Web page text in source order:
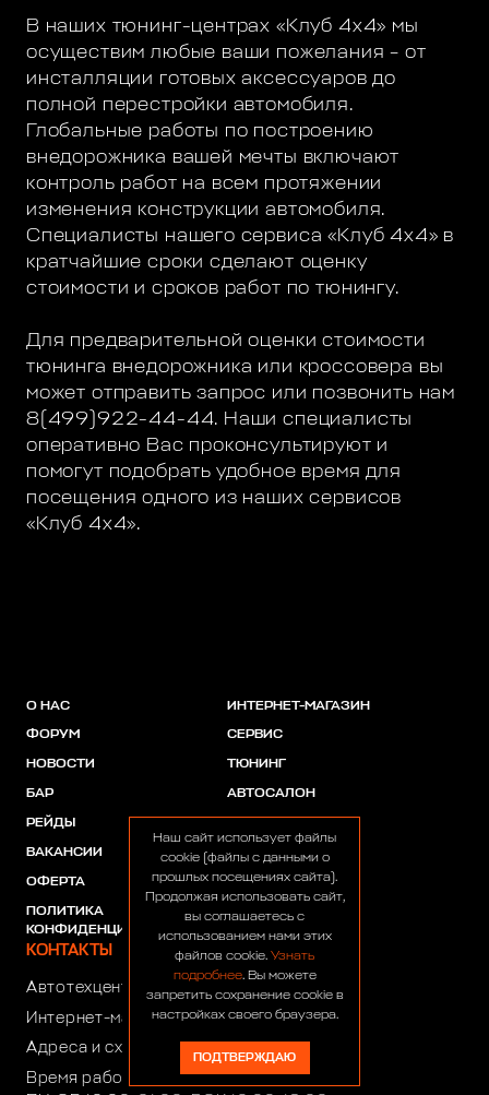
В наших тюнинг-центрах «Клуб 4х4» мы
осуществим любые ваши пожелания – от
инсталляции готовых аксессуаров до
полной перестройки автомобиля.
Глобальные работы по построению
внедорожника вашей мечты включают
контроль работ на всем протяжении
изменения конструкции автомобиля.
Специалисты нашего сервиса «Клуб 4х4» в
кратчайшие сроки сделают оценку
стоимости и сроков работ по тюнингу.
Для предварительной оценки стоимости
тюнинга внедорожника или кроссовера вы
может отправить запрос или позвонить нам
8(499)922-44-44. Наши специалисты
оперативно Вас проконсультируют и
помогут подобрать удобное время для
посещения одного из наших сервисов
«Клуб 4х4».
О НАС
ФОРУМ
НОВОСТИ
БАР
РЕЙДЫ
ВАКАНСИИ
ОФЕРТА
ПОЛИТИКА
КОНФИДЕНЦИАЛЬНОСТИ
ИНТЕРНЕТ-МАГАЗИН
СЕРВИС
ТЮНИНГ
АВТОСАЛОН
ПАРТНЕРЫ
КОНТАКТЫ
Автотехцентр:
Интернет-магазин:+7 (916) 922-44-44
Адреса и схемы проезда
Время работы автотехцентра:
Наш сайт использует файлы
cookie (файлы с данными о
прошлых посещениях сайта).
Продолжая использовать сайт,
вы соглашаетесь с
использованием нами этих
файлов cookie. Узнать
подробнее. Вы можете
запретить сохранение cookie в
настройках своего браузера.
ПОДТВЕРЖДАЮ